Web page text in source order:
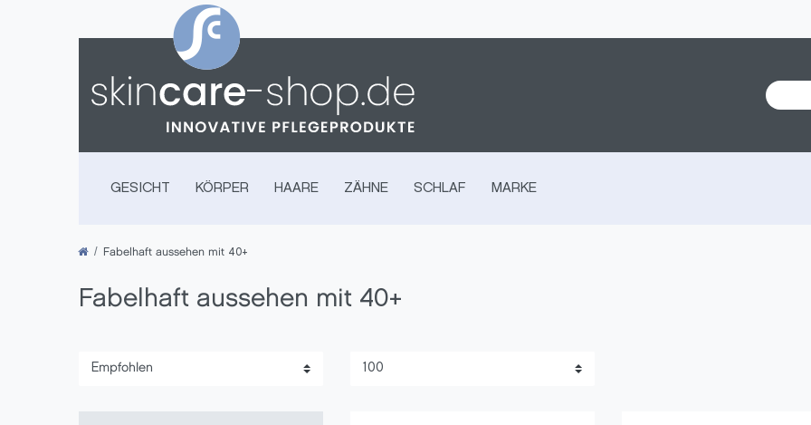
GESICHT KÖRPER HAARE ZÄHNE SCHLAF MARKE
Fabelhaft aussehen mit 40+
Fabelhaft aussehen mit 40+